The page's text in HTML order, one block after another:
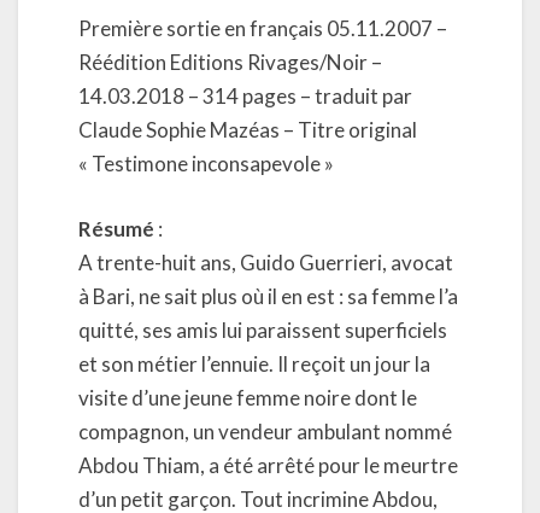
Première sortie en français 05.11.2007 –
Réédition Editions Rivages/Noir –
14.03.2018 – 314 pages – traduit par
Claude Sophie Mazéas – Titre original
« Testimone inconsapevole »
Résumé :
A trente-huit ans, Guido Guerrieri, avocat
à Bari, ne sait plus où il en est : sa femme l’a
quitté, ses amis lui paraissent superficiels
et son métier l’ennuie. Il reçoit un jour la
visite d’une jeune femme noire dont le
compagnon, un vendeur ambulant nommé
Abdou Thiam, a été arrêté pour le meurtre
d’un petit garçon. Tout incrimine Abdou,